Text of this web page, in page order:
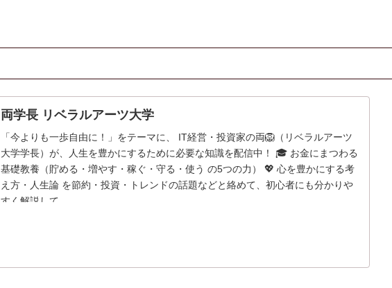
両学長 リベラルアーツ大学
「今よりも一歩自由に！」をテーマに、 IT経営・投資家の両🦁（リベラルアーツ
大学学長）が、人生を豊かにするために必要な知識を配信中！ 🎓 お金にまつわる
基礎教養（貯める・増やす・稼ぐ・守る・使う の5つの力） 💖 心を豊かにする考
え方・人生論 を節約・投資・トレンドの話題などと絡めて、初心者にも分かりや
すく解説して...